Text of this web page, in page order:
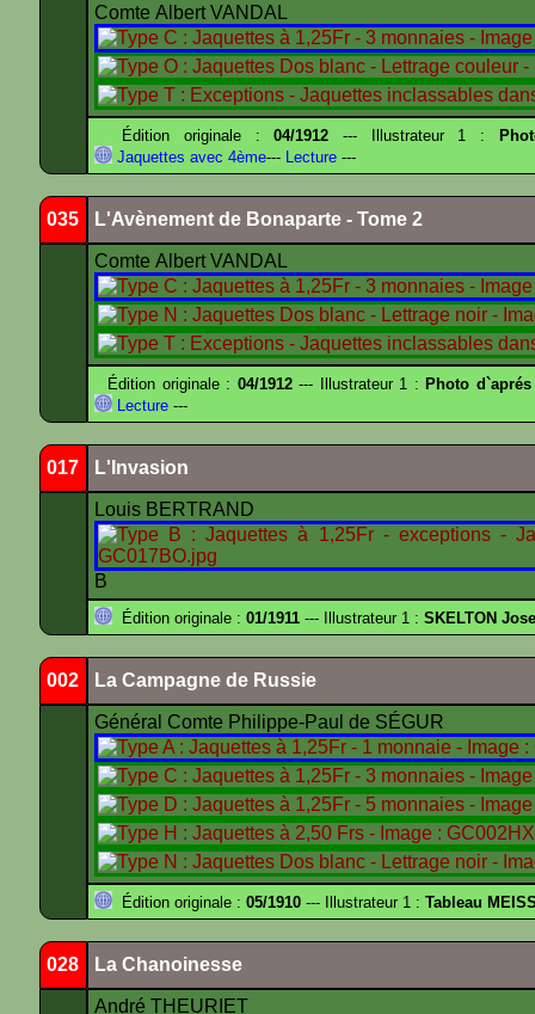
Comte Albert VANDAL
Édition originale :04/1912 --- Illustrateur 1 :
Jaquettes avec 4ème--- Lecture ---
035 L'Avènement de Bonaparte - Tome 2
Comte Albert VANDAL
Édition originale : 04/1912--- Illustrateur 1 : Photo
Lecture ---
017 L'Invasion
Louis BERTRAND
B
Édition originale : 01/1911 --- Illustrateur 1 : SKELTON
002 La Campagne de Russie
Général Comte Philippe-Paul de SÉGUR
Édition originale : 05/1910 --- Illustrateur 1 : Tableau
028 La Chanoinesse
André THEURIET